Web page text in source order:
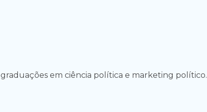
em ciência política e marketing político.